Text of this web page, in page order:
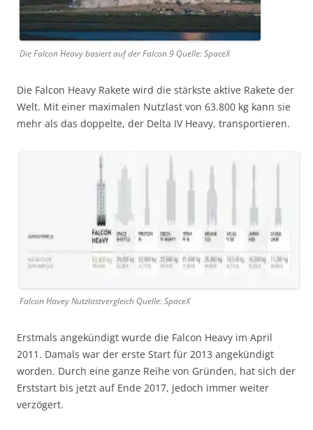
Die Falcon Heavy basiert auf der Falcon 9 Quelle: SpaceX
Die Falcon Heavy Rakete wird die stärkste aktive Rakete der
Welt. Mit einer maximalen Nutzlast von 63.800 kg kann sie
mehr als das doppelte, der Delta IV Heavy, transportieren.
Falcon Havey Nutzlastvergleich Quelle: SpaceX
Erstmals angekündigt wurde die Falcon Heavy im April
2011. Damals war der erste Start für 2013 angekündigt
worden. Durch eine ganze Reihe von Gründen, hat sich der
Erststart bis jetzt auf Ende 2017, jedoch immer weiter
verzögert.